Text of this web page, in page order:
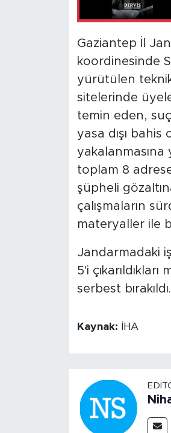
Gaziantep İl
koordinesinde
yürütülen teknik
sitelerinde
temin eden,
yasa dışı
toplam 8
şüpheli
çalışmaların
materyaller ile
Jandarmadaki
5'i
serbest bırakıldı.
Kaynak: İHA